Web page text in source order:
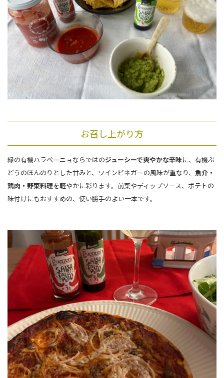
お召し上がり方
緑の有機ハラペーニョならではのジューシーで爽やかな辛味に、有機ぶ
どうのほんのりとした甘みと、ワインビネガーの風味が重なり、 魚介・
鶏肉・野菜料理を軽やかに彩ります。前菜やディップソース、ポテトの
味付けにもおすすめの、使い勝手のよい一本です。